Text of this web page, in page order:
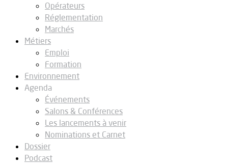
Opérateurs
Réglementation
Marchés
Métiers
Emploi
Formation
Environnement
Agenda
Événements
Salons & Conférences
Les lancements à venir
Nominations et Carnet
Dossier
Podcast